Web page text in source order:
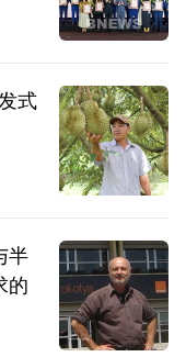
式
半
的